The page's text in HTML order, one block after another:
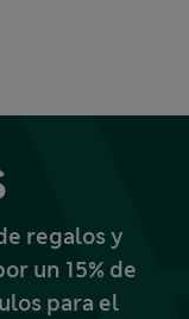
regalos y
un 15% de
para el